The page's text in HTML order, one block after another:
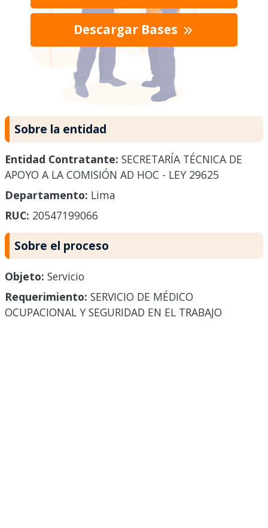
Descargar Bases
Sobre la entidad
Entidad Contratante: SECRETARÍA TÉCNICA DE
APOYO A LA COMISIÓN AD HOC - LEY 29625
Departamento: Lima
RUC: 20547199066
Sobre el proceso
Objeto: Servicio
Requerimiento: SERVICIO DE MÉDICO
OCUPACIONAL Y SEGURIDAD EN EL TRABAJO